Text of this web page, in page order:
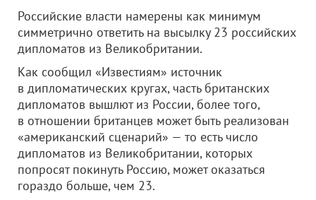
Российские власти намерены как минимум
симметрично ответить на высылку 23 российских
дипломатов из Великобритании.
Как сообщил «Известиям» источник
в дипломатических кругах, часть британских
дипломатов вышлют из России, более того,
в отношении британцев может быть реализован
«американский сценарий» — то есть число
дипломатов из Великобритании, которых
попросят покинуть Россию, может оказаться
гораздо больше, чем 23.